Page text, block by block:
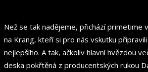
Než se tak nadějeme, přichází primetime
na Krang, kteří si pro nás vskutku
nejlepšího. A tak, ačkoliv hlavní hvězdou
deska pokřtěná z producentských rukou